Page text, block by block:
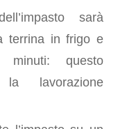
sarà
terrina in frigo e
minuti: questo
la lavorazione